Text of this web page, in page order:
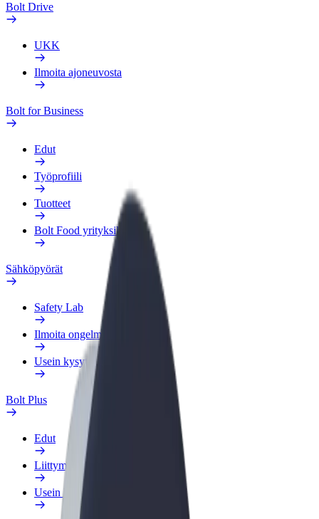
Bolt Drive
UKK
Ilmoita ajoneuvosta
Bolt for Business
Edut
Työprofiili
Tuotteet
Bolt Food yrityksille
Sähköpyörät
Safety Lab
Ilmoita ongelmasta
Usein kysytyt kysymykset
Bolt Plus
Edut
Liittymisohjeet
Usein kysytyt kysymykset